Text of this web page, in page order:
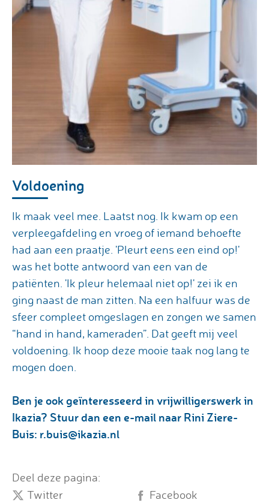
Voldoening
Ik maak veel mee. Laatst nog. Ik kwam op een
verpleegafdeling en vroeg of iemand behoefte
had aan een praatje. 'Pleurt eens een eind op!'
was het botte antwoord van een van de
patiënten. 'Ik pleur helemaal niet op!' zei ik en
ging naast de man zitten. Na een halfuur was de
sfeer compleet omgeslagen en zongen we samen
“hand in hand, kameraden”. Dat geeft mij veel
voldoening. Ik hoop deze mooie taak nog lang te
mogen doen.
Ben je ook geïnteresseerd in vrijwilligerswerk in
Ikazia? Stuur dan een e-mail naar Rini Ziere-
Buis: r.buis@ikazia.nl
Deel deze pagina:
Twitter
Facebook